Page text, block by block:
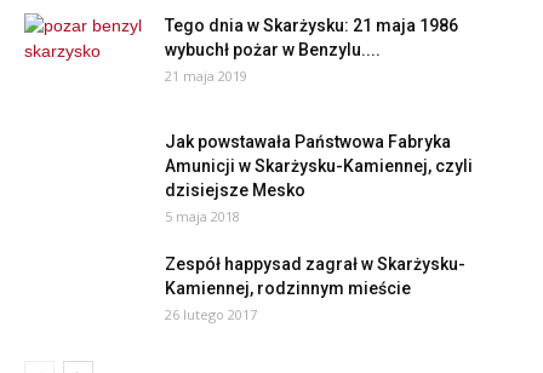
Tego dnia w Skarżysku: 21 maja 1986
wybuchł pożar w Benzylu....
21 maja 2019
Jak powstawała Państwowa Fabryka
Amunicji w Skarżysku-Kamiennej, czyli
dzisiejsze Mesko
5 maja 2018
Zespół happysad zagrał w Skarżysku-
Kamiennej, rodzinnym mieście
26 lutego 2017